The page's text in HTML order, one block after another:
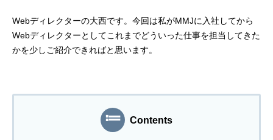
教務システム開発
不動産システム開発
Webディレクターの大西です。今回は私がMMJに入社してから
Webディレクターとしてこれまでどういった仕事を担当してきた
かを少しご紹介できればと思います。
Contents